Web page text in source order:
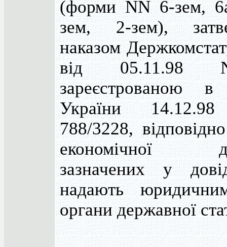
(форми NN 6-зем,
зем, 2-зем),
наказом
від 05.11.98
зареєстрованою в
України
788/3228,
економічної
зазначених у
надають
органи державної